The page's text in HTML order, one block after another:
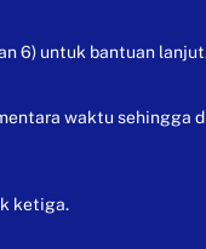
6) untuk bantuan
waktu sehingga
ketiga.